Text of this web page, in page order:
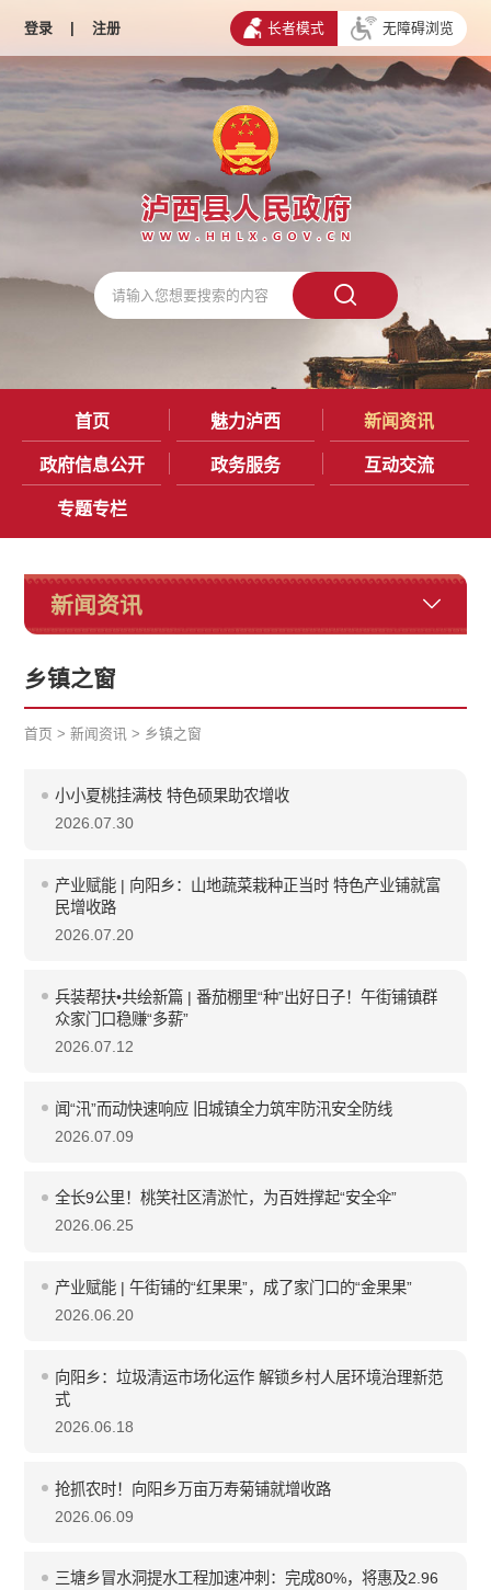
登录 | 注册 长者模式 无障碍浏览
首页 魅力泸西 新闻资讯
政府信息公开 政务服务 互动交流
专题专栏
新闻资讯
乡镇之窗
首页 >新闻资讯 > 乡镇之窗
小小夏桃挂满枝 特色硕果助农增收
2026.07.30
产业赋能 | 向阳乡：山地蔬菜栽种正当时 特色产业铺就富
民增收路
2026.07.20
兵装帮扶•共绘新篇 | 番茄棚里“种”出好日子！午街铺镇群
众家门口稳赚“多薪”
2026.07.12
闻“汛”而动快速响应 旧城镇全力筑牢防汛安全防线
2026.07.09
全长9公里！桃笑社区清淤忙，为百姓撑起“安全伞”
2026.06.25
产业赋能 | 午街铺的“红果果”，成了家门口的“金果果”
2026.06.20
向阳乡：垃圾清运市场化运作 解锁乡村人居环境治理新范
式
2026.06.18
抢抓农时！向阳乡万亩万寿菊铺就增收路
2026.06.09
三塘乡冒水洞提水工程加速冲刺：完成80%，将惠及2.96